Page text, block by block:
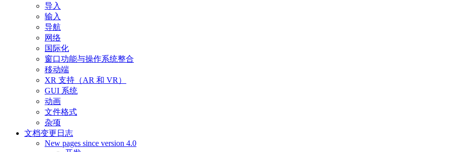
导入
输入
导航
网络
国际化
窗口功能与操作系统整合
移动端
XR 支持（AR 和 VR）
GUI 系统
动画
文件格式
杂项
文档变更日志
New pages since version 4.0